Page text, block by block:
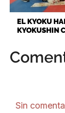
EL KYOKU
KYOKUSHIN